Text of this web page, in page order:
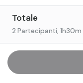
Totale
2 Partecipanti, 1h30m